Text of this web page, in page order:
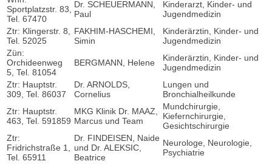
Sportplatzstr. 83,
Tel. 67470
Dr. SCHEUERMANN,
Paul
Kinderarzt, Kinder- und
Jugendmedizin
Ztr: Klingerstr. 8,
Tel. 52025
FAKHIM-HASCHEMI,
Simin
Kinderärztin, Kinder- und
Jugendmedizin
Zün:
Orchideenweg
5, Tel. 81054
BERGMANN, Helene
Kinderärztin, Kinder- und
Jugendmedizin
Ztr: Hauptstr.
309, Tel. 86037
Dr. ARNOLDS,
Cornelius
Lungen und
Bronchialheilkunde
Ztr: Hauptstr.
463, Tel. 591859
MKG Klinik Dr. MAAZ,
Marcus und Team
Mundchirurgie,
Kiefernchirurgie,
Gesichtschirurgie
Ztr:
Fridrichstraße 1,
Tel. 65911
Dr. FINDEISEN, Naide
und Dr. ALEKSIC,
Beatrice
Neurologe, Neurologie,
Psychiatrie